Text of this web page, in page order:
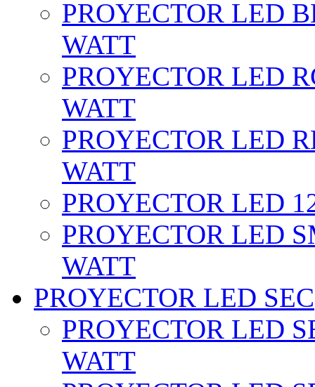
PROYECTOR LED
WATT
PROYECTOR LED
WATT
PROYECTOR LED
WATT
PROYECTOR LED
PROYECTOR LED
WATT
PROYECTOR LED SEC
PROYECTOR LED
WATT